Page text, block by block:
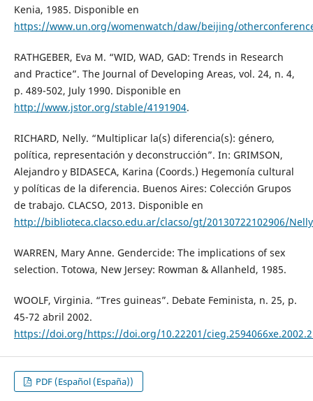
Kenia, 1985. Disponible en
https://www.un.org/womenwatch/daw/beijing/
RATHGEBER, Eva M. “WID, WAD, GAD: Trends in Research
and Practice”. The Journal of Developing Areas, vol. 24, n. 4,
p. 489-502, July 1990. Disponible en
http://www.jstor.org/stable/4191904.
RICHARD, Nelly. “Multiplicar la(s) diferencia(s): género,
política, representación y deconstrucción”. In: GRIMSON,
Alejandro y BIDASECA, Karina (Coords.) Hegemonía cultural
y políticas de la diferencia. Buenos Aires: Colección Grupos
de trabajo. CLACSO, 2013. Disponible en
http://biblioteca.clacso.edu.ar/clacso/gt/20130722102906/
WARREN, Mary Anne. Gendercide: The implications of sex
selection. Totowa, New Jersey: Rowman & Allanheld, 1985.
WOOLF, Virginia. “Tres guineas”. Debate Feminista, n. 25, p.
45-72 abril 2002.
https://doi.org/https://doi.org/10.22201/
PDF (Español (España))